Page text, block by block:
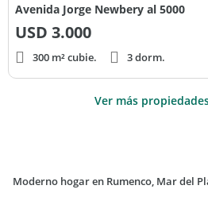
Avenida Jorge Newbery al 5000
USD 3.000
300 m² cubie. 3 dorm.
Ver más